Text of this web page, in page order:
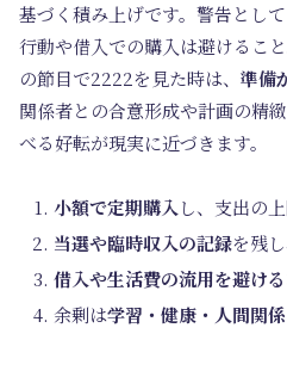
基づく積み上げです。警告とし
行動や借入での購入は避けるこ
の節目で2222を見た時は、 準備
関係者との合意形成や計画の精
べる好転が現実に近づきます。
小額で定期購入し、支出の
当選や臨時収入の記録を残
借入や生活費の流用を避ける
余剰は学習・健康・人間関係